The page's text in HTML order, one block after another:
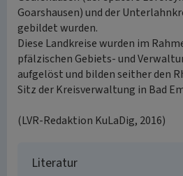
Goarshausen) und der
gebildet wurden.
Diese Landkreise wurden im
pfälzischen Gebiets- und
aufgelöst und bilden seither den
Sitz der Kreisverwaltung in Bad
(LVR-Redaktion KuLaDig, 2016)
Literatur